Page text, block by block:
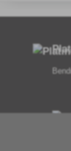
patiekalus.